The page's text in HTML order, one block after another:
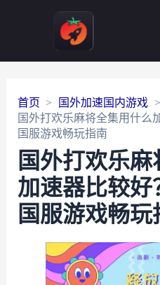
首页
国外加速国内游戏
国外打欢乐麻将全集用什么
国服游戏畅玩指南
国外打欢乐
加速器比较好
国服游戏畅玩